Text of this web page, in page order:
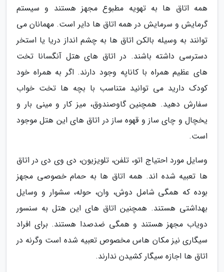
همه اتاق ها به تهویه مطبوع مجهز هستند و سیستم
گرمایش و سرمایش در همه اتاق ها دایر است. مهمانان می
توانند به وسیله بالکن اتاق ها به چشم انداز دریا یا استخر
دسترسی داشته باشند. در اتاق های هتل آنگسانا تخت
های عظیم همراه با کاناپه وجود دارند. اگر به همراه خود
کودک دارید می توانید متناسب با بچه ها تخت خواب
سفارش دهید. همچنین گاوصندوق، میز کار و مینی بار و
یخچال و چای ساز و قهوه ساز در اتاق های این هتل موجود
است.
وسایل مورد احتیاج اتو، تلفن، تلویزیون، دی وی دی در اتاق
ها تعبیه شده اند. همه اتاق ها به حمام خصوصی مجهز
بوده که همگی شامل دوش، وان، حوله، سشوار و وسایل
بهداشتی هستند. همچنین اتاق های این هتل به سنسور
دویاب مجهز هستند و همگی ضدصدا هستند. برای افراد
سیگاری نیز مکان هاس مخصوص تعبیه شده است وگرنه در
اتاق ها اجازه سیگار کشیدن ندارند.